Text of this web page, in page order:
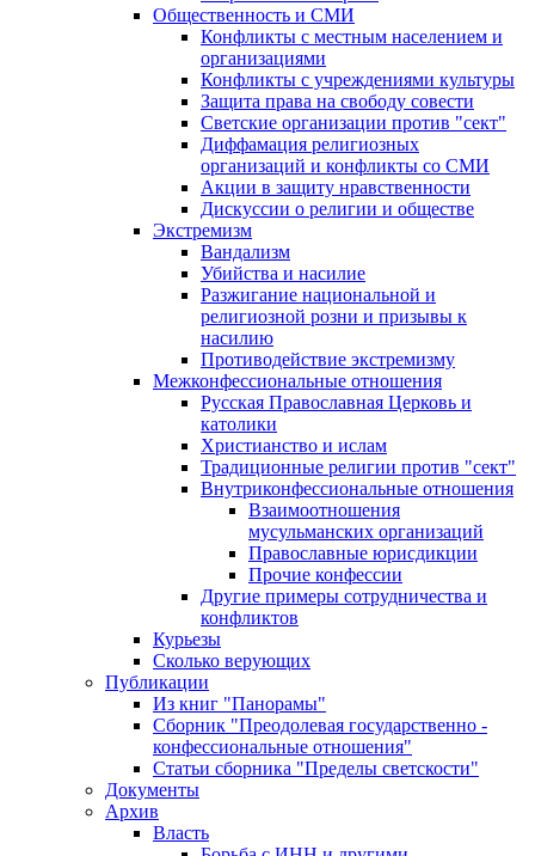
Общественность и СМИ
Конфликты с местным населением и
организациями
Конфликты с учреждениями культуры
Защита права на свободу совести
Светские организации против "сект"
Диффамация религиозных
организаций и конфликты со СМИ
Акции в защиту нравственности
Дискуссии о религии и обществе
Экстремизм
Вандализм
Убийства и насилие
Разжигание национальной и
религиозной розни и призывы к
насилию
Противодействие экстремизму
Межконфессиональные отношения
Русская Православная Церковь и
католики
Христианство и ислам
Традиционные религии против "сект"
Внутриконфессиональные отношения
Взаимоотношения
мусульманских организаций
Православные юрисдикции
Прочие конфессии
Другие примеры сотрудничества и
конфликтов
Курьезы
Сколько верующих
Публикации
Из книг "Панорамы"
Сборник "Преодолевая государственно -
конфессиональные отношения"
Статьи сборника "Пределы светскости"
Документы
Архив
Власть